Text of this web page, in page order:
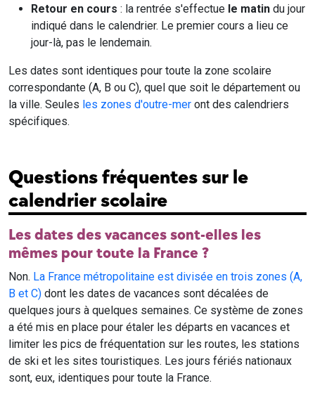
Retour en cours : la rentrée s'effectue le matin du jour
indiqué dans le calendrier. Le premier cours a lieu ce
jour-là, pas le lendemain.
Les dates sont identiques pour toute la zone scolaire
correspondante (A, B ou C), quel que soit le département ou
la ville. Seules les zones d'outre-mer ont des calendriers
spécifiques.
Questions fréquentes sur le
calendrier scolaire
Les dates des vacances sont-elles les
mêmes pour toute la France ?
Non. La France métropolitaine est divisée en trois zones (A,
B et C) dont les dates de vacances sont décalées de
quelques jours à quelques semaines. Ce système de zones
a été mis en place pour étaler les départs en vacances et
limiter les pics de fréquentation sur les routes, les stations
de ski et les sites touristiques. Les jours fériés nationaux
sont, eux, identiques pour toute la France.